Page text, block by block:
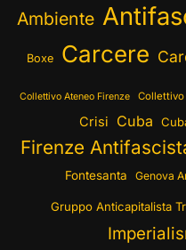
Ambiente
Boxe Carcere
Collettivo Ateneo Firenze Collettivo
Crisi Cuba
Firenze
Fontesanta Genova
Gruppo Anticapitalista